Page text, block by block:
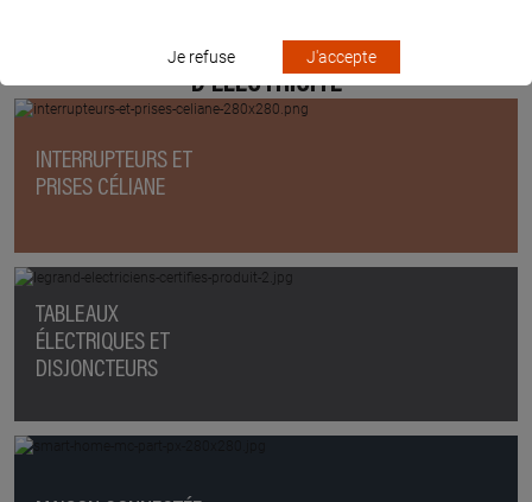
PRODUITS ET INSPIRATIONS POUR VOS TRAVAUX
D'ÉLECTRICITÉ
INTERRUPTEURS ET
PRISES CÉLIANE
TABLEAUX
ÉLECTRIQUES ET
DISJONCTEURS
Je refuse J'accepte